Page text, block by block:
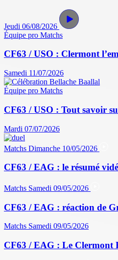
Jeudi 06/08/2026
Équipe pro Matchs
CF63 / USO : Clermont
Samedi 11/07/2026
Équipe pro Matchs
CF63 / USO : Tout savoir
Mardi 07/07/2026
Matchs Dimanche 10/05/2026
CF63 / EAG : le résumé
Matchs Samedi 09/05/2026
CF63 / EAG : réaction de
Matchs Samedi 09/05/2026
CF63 / EAG : Le Clermont